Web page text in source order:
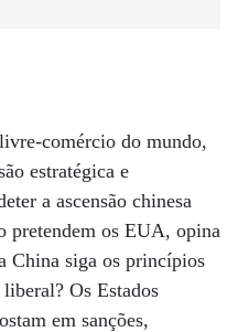
comércio do mundo,
estratégica e
a ascensão chinesa
pretendem os EUA, opina
China siga os princípios
Os Estados
em sanções,